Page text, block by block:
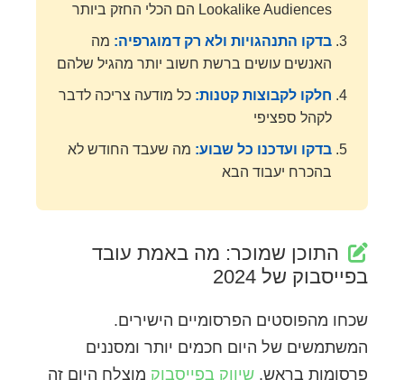
Lookalike Audiences הם הכלי החזק ביותר
בדקו התנהגויות ולא רק דמוגרפיה: מה
האנשים עושים ברשת חשוב יותר מהגיל שלהם
חלקו לקבוצות קטנות: כל מודעה צריכה לדבר
לקהל ספציפי
בדקו ועדכנו כל שבוע: מה שעבד החודש לא
בהכרח יעבוד הבא
התוכן שמוכר: מה באמת עובד
בפייסבוק של 2024
שכחו מהפוסטים הפרסומיים הישירים.
המשתמשים של היום חכמים יותר ומסננים
פרסומות בראש. שיווק בפייסבוק מוצלח היום זה